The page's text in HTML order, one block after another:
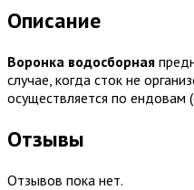
Описание
Воронка водосборная
случае, когда сток не
осуществляется по
Отзывы
Отзывов пока нет.